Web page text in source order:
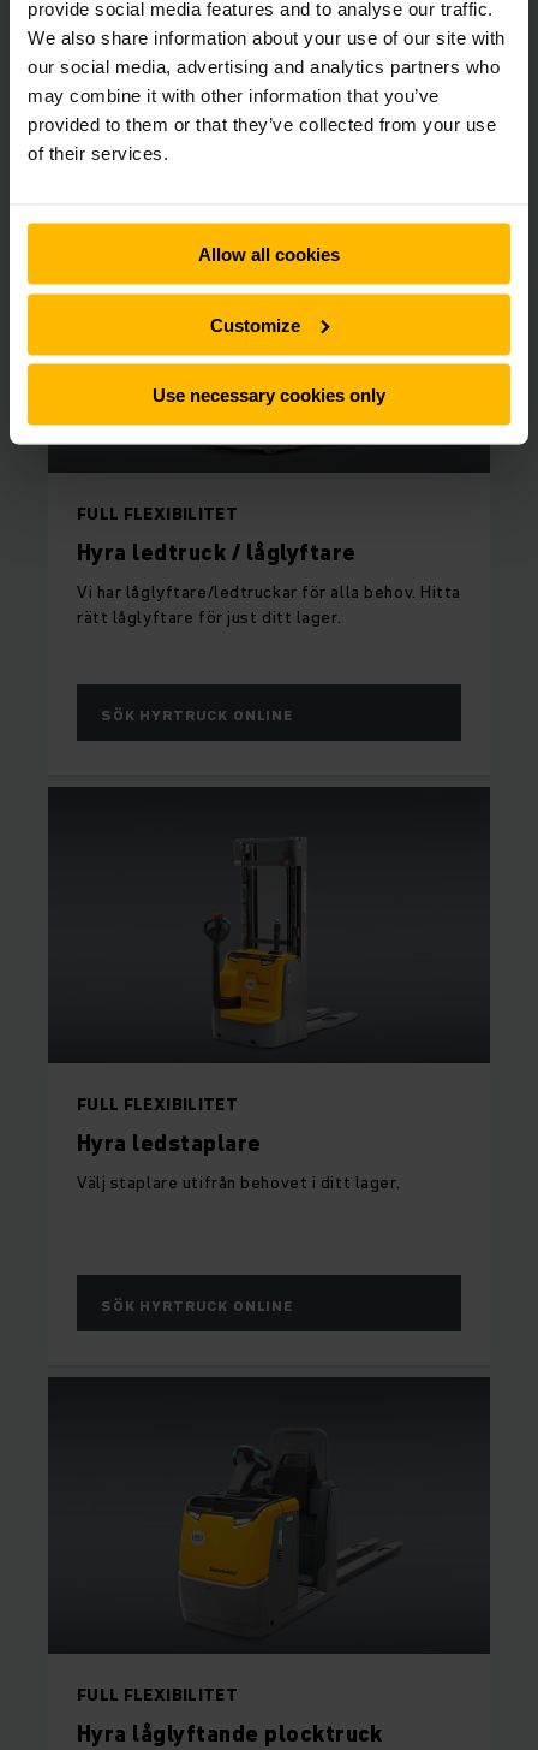
provide social media features and to analyse our traffic.
We also share information about your use of our site with
our social media, advertising and analytics partners who
may combine it with other information that you’ve
provided to them or that they’ve collected from your use
of their services.
Allow all cookies
Customize
Use necessary cookies only
och så länge du vill med flexibla hyresvillkor.
Här kan du välja vilken truck du vill
hyra direkt online
FULL FLEXIBILITET
Hyra ledtruck / låglyftare
Vi har låglyftare/ledtruckar för alla behov. Hitta
rätt låglyftare för just ditt lager.
SÖK HYRTRUCK ONLINE
FULL FLEXIBILITET
Hyra ledstaplare
Välj staplare utifrån behovet i ditt lager.
SÖK HYRTRUCK ONLINE
FULL FLEXIBILITET
Hyra låglyftande plocktruck